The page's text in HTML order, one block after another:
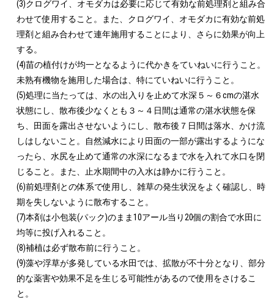
(3)クログワイ、オモダカは必要に応じて有効な前処理剤と組み合
わせて使用すること。また、クログワイ、オモダカに有効な前処
理剤と組み合わせて連年施用することにより、さらに効果が向上
する。
(4)苗の植付けが均一となるように代かきをていねいに行うこと。
未熟有機物を施用した場合は、特にていねいに行うこと。
(5)処理に当たっては、水の出入りを止めて水深５～６cmの湛水
状態にし、散布後少なくとも３～４日間は通常の湛水状態を保
ち、田面を露出させないようにし、散布後７日間は落水、かけ流
しはしないこと。自然減水により田面の一部が露出するようにな
ったら、水尻を止めて通常の水深になるまで水を入れて水口を閉
じること。また、止水期間中の入水は静かに行うこと。
(6)前処理剤との体系で使用し、雑草の発生状況をよく確認し、時
期を失しないように散布すること。
(7)本剤は小包装(パック)のまま10アール当り20個の割合で水田に
均等に投げ入れること。
(8)補植は必ず散布前に行うこと。
(9)藻や浮草が多発している水田では、拡散が不十分となり、部分
的な薬害や効果不足を生じる可能性があるので使用をさけるこ
と。